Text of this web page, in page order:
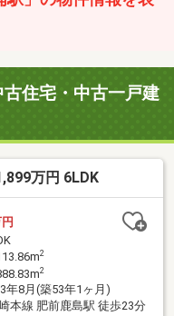
住宅・中古一戸建
万円 6LDK
2
2
年8月(築53年1ヶ月)
本線 肥前鹿島駅 徒歩23分